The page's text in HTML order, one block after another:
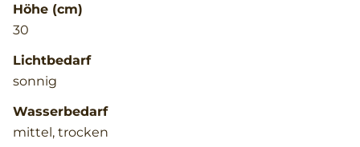
Höhe (cm)
30
Lichtbedarf
sonnig
Wasserbedarf
mittel, trocken